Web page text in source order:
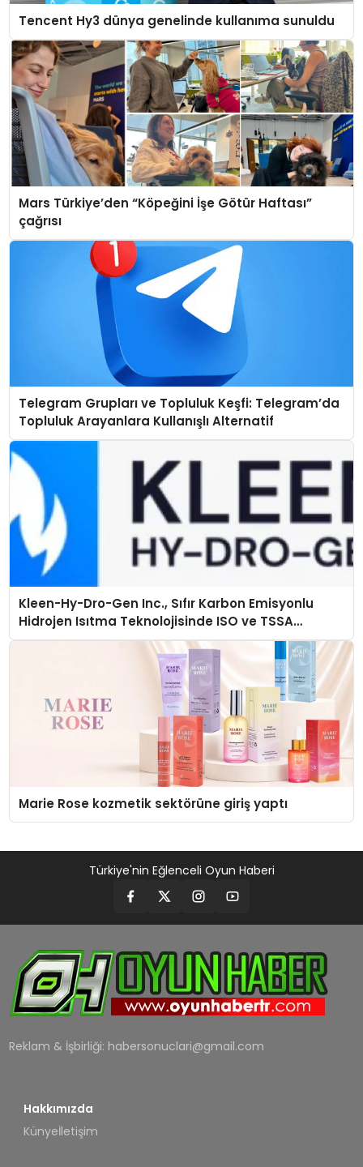
Tencent Hy3 dünya genelinde kullanıma sunuldu
Mars Türkiye’den “Köpeğini İşe Götür Haftası”
çağrısı
Telegram Grupları ve Topluluk Keşfi: Telegram’da
Topluluk Arayanlara Kullanışlı Alternatif
Kleen-Hy-Dro-Gen Inc., Sıfır Karbon Emisyonlu
Hidrojen Isıtma Teknolojisinde ISO ve TSSA
Düzenleyici Onaylarını Aldı
Marie Rose kozmetik sektörüne giriş yaptı
Türkiye'nin Eğlenceli Oyun Haberi
Reklam & İşbirliği: habersonuclari@gmail.com
Hakkımızda
Künyeİletişim